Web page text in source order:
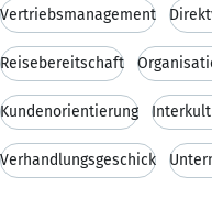
Vertriebsmanagement
Reisebereitschaft
Kundenorientierung
Verhandlungsgeschick